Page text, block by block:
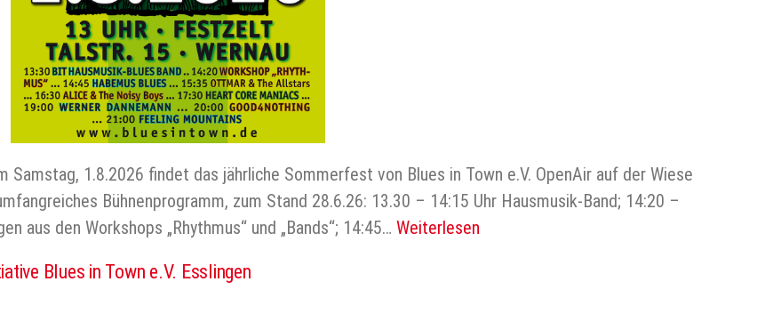
Samstag, 1.8.2026 findet das jährliche Sommerfest von Blues in Town e.V. OpenAir auf der Wiese
Bühnenprogramm, zum Stand 28.6.26: 13.30 – 14:15 Uhr Hausmusik-Band; 14:20 –
aus den Workshops „Rhythmus“ und „Bands“; 14:45… Weiterlesen
Blues in Town e.V. Esslingen